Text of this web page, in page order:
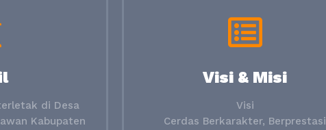
di Desa
Kabupaten
Visi & Misi
Visi
Cerdas Berkarakter, Berprestasi